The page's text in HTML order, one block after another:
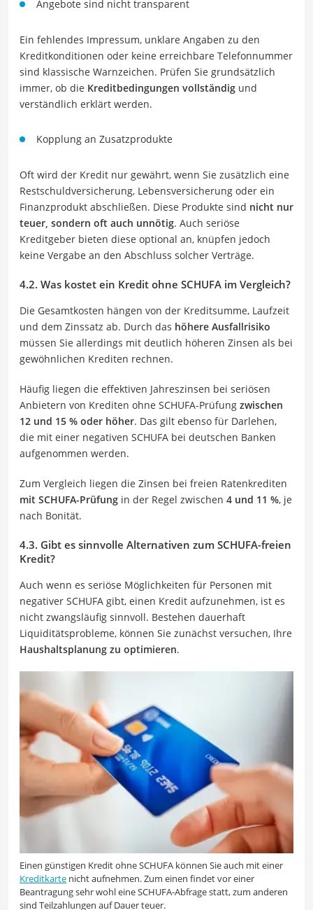
Angebote sind nicht transparent
Ein fehlendes Impressum, unklare Angaben zu den
Kreditkonditionen oder keine erreichbare Telefonnummer
sind klassische Warnzeichen. Prüfen Sie grundsätzlich
immer, ob die Kreditbedingungen vollständig und
verständlich erklärt werden.
Kopplung an Zusatzprodukte
Oft wird der Kredit nur gewährt, wenn Sie zusätzlich eine
Restschuldversicherung, Lebensversicherung oder ein
Finanzprodukt abschließen. Diese Produkte sind nicht nur
teuer, sondern oft auch unnötig. Auch seriöse
Kreditgeber bieten diese optional an, knüpfen jedoch
keine Vergabe an den Abschluss solcher Verträge.
4.2. Was kostet ein Kredit ohne SCHUFA im Vergleich?
Die Gesamtkosten hängen von der Kreditsumme, Laufzeit
und dem Zinssatz ab. Durch das höhere Ausfallrisiko
müssen Sie allerdings mit deutlich höheren Zinsen als bei
gewöhnlichen Krediten rechnen.
Häufig liegen die effektiven Jahreszinsen bei seriösen
Anbietern von Krediten ohne SCHUFA-Prüfung zwischen
12 und 15 % oder höher. Das gilt ebenso für Darlehen,
die mit einer negativen SCHUFA bei deutschen Banken
aufgenommen werden.
Zum Vergleich liegen die Zinsen bei freien Ratenkrediten
mit SCHUFA-Prüfung in der Regel zwischen 4 und 11 %, je
nach Bonität.
4.3. Gibt es sinnvolle Alternativen zum SCHUFA-freien
Kredit?
Auch wenn es seriöse Möglichkeiten für Personen mit
negativer SCHUFA gibt, einen Kredit aufzunehmen, ist es
nicht zwangsläufig sinnvoll. Bestehen dauerhaft
Liquiditätsprobleme, können Sie zunächst versuchen, Ihre
Haushaltsplanung zu optimieren.
Einen günstigen Kredit ohne SCHUFA können Sie auch mit einer
Kreditkarte nicht aufnehmen. Zum einen findet vor einer
Beantragung sehr wohl eine SCHUFA-Abfrage statt, zum anderen
sind Teilzahlungen auf Dauer teuer.